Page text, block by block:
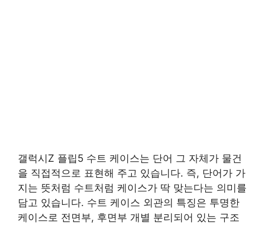
갤럭시Z 플립5 수트 케이스는 단어 그 자체가 물건
을 직접적으로 표현해 주고 있습니다. 즉, 단어가 가
지는 뜻처럼 수트처럼 케이스가 딱 맞는다는 의미를
담고 있습니다. 수트 케이스 외관의 특징은 투명한
케이스로 전면부, 후면부 개별 분리되어 있는 구조